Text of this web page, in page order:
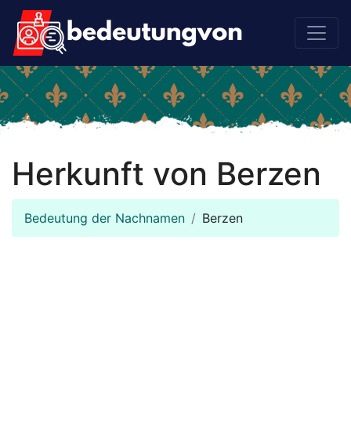
Herkunft von Berzen
Bedeutung der Nachnamen Berzen